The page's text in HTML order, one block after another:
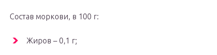
Состав моркови, в 100 г:
Жиров – 0,1 г;